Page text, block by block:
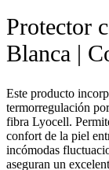
Protector
Blanca |
Este producto
termorregulación
fibra Lyocell.
confort de la piel
incómodas
aseguran un